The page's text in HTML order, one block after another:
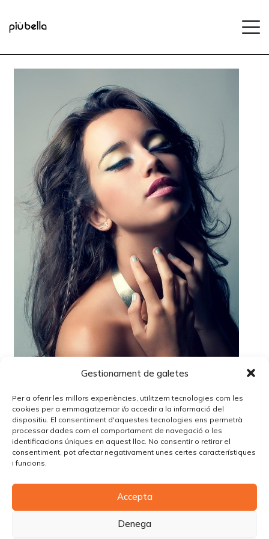
Gestionament de galetes
Per a oferir les millors experiències, utilitzem tecnologies com les
cookies per a emmagatzemar i/o accedir a la informació del
dispositiu. El consentiment d'aquestes tecnologies ens permetrà
processar dades com el comportament de navegació o les
identificacions úniques en aquest lloc. No consentir o retirar el
consentiment, pot afectar negativament unes certes característiques
i funcions.
Accepta
Denega
Lo siento, debes estarconectadopara publicar un
comentario.
© Copyright Piùbella Models Agency
Designed ByCreative Corner Agency
Política de cookies